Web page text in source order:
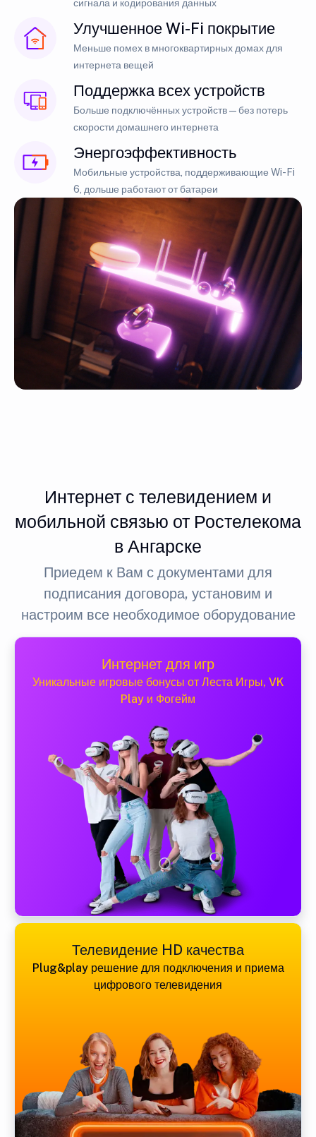
сигнала и кодирования данных
Улучшенное Wi-Fi покрытие
Меньше помех в многоквартирных домах для
интернета вещей
Поддержка всех устройств
Больше подключённых устройств — без потерь
скорости домашнего интернета
Энергоэффективность
Мобильные устройства, поддерживающие Wi-Fi
6, дольше работают от батареи
Интернет с телевидением и
мобильной связью от Ростелекома
в Ангарске
Приедем к Вам с документами для
подписания договора, установим и
настроим все необходимое оборудование
Интернет для игр
Уникальные игровые бонусы от Леста Игры, VK
Play и Фогейм
Телевидение HD качества
Plug&play решение для подключения и приема
цифрового телевидения